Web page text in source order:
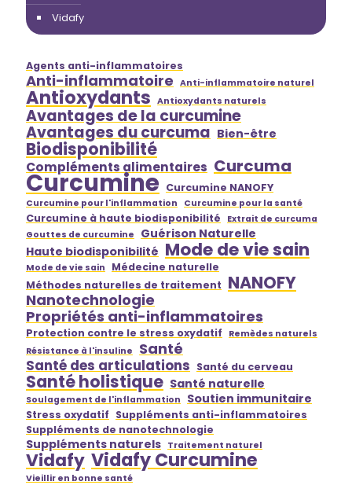
Vidafy
Agents anti-inflammatoires
Anti-inflammatoire Anti-inflammatoire naturel
Antioxydants Antioxydants naturels
Avantages de la curcumine
Avantages du curcuma Bien-être
Biodisponibilité
Compléments alimentaires Curcuma
Curcumine Curcumine NANOFY
Curcumine pour l'inflammation Curcumine pour la santé
Curcumine à haute biodisponibilité
Extrait de curcuma
Gouttes de curcumine
Guérison Naturelle
Haute biodisponibilité Mode de vie sain
Mode de vie sain
Médecine naturelle
Méthodes naturelles de traitement NANOFY
Nanotechnologie
Propriétés anti-inflammatoires
Protection contre le stress oxydatif
Remèdes naturels
Résistance à l'insuline
Santé
Santé des articulations Santé du cerveau
Santé holistique Santé naturelle
Soulagement de l'inflammation Soutien immunitaire
Stress oxydatif Suppléments anti-inflammatoires
Suppléments de nanotechnologie
Suppléments naturels Traitement naturel
Vidafy Vidafy Curcumine
Vieillir en bonne santé